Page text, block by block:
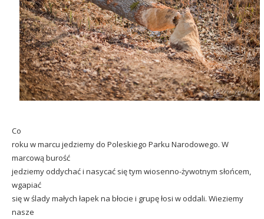
Co
roku w marcu jedziemy do Poleskiego Parku Narodowego. W
marcową burość
jedziemy oddychać i nasycać się tym wiosenno-żywotnym słońcem,
wgapiać
się w ślady małych łapek na błocie i grupę łosi w oddali. Wieziemy
nasze